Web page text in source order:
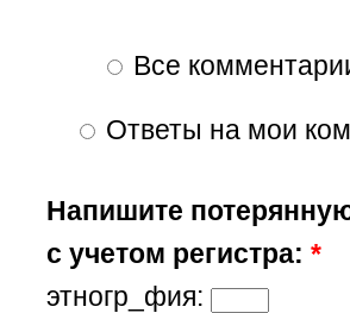
Все
Ответы на мои
Напишите
с учетом регистра:*
этногр_фия: